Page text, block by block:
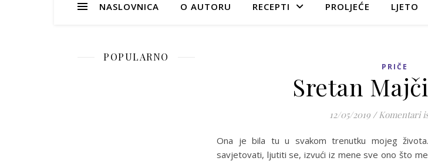
NASLOVNICA O AUTORU RECEPTI PROLJEĆE LJETO
POPULARNO
PRIČE
Sretan
12/05/2019 / Komentari
Ona je bila tu u svakom trenutku mojeg
savjetovati, ljutiti se, izvući iz mene sve ono što me